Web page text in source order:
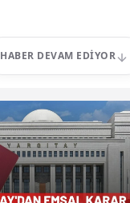
HABER DEVAM EDIYOR